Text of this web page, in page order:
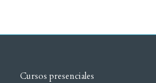
Cursos presenciales